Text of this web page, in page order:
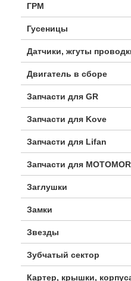
ГРМ
Гусеницы
Датчики, жгуты
Двигатель в сборе
Запчасти для GR
Запчасти для Kove
Запчасти для Lifan
Запчасти для
Заглушки
Замки
Звезды
Зубчатый сектор
Картер, крышки,